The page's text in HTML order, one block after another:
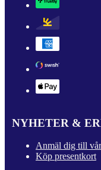
NYHETER &
Anmäl dig till
Köp presentkort